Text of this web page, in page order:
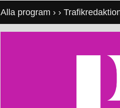
Alla program › ›